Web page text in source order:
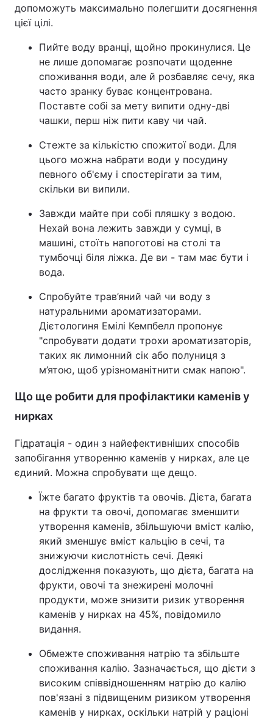
допоможуть максимально полегшити досягнення
цієї цілі.
Пийте воду вранці, щойно прокинулися. Це
не лише допомагає розпочати щоденне
споживання води, але й розбавляє сечу, яка
часто зранку буває концентрована.
Поставте собі за мету випити одну-дві
чашки, перш ніж пити каву чи чай.
Стежте за кількістю спожитої води. Для
цього можна набрати води у посудину
певного об'єму і спостерігати за тим,
скільки ви випили.
Завжди майте при собі пляшку з водою.
Нехай вона лежить завжди у сумці, в
машині, стоїть напоготові на столі та
тумбочці біля ліжка. Де ви - там має бути і
вода.
Спробуйте трав’яний чай чи воду з
натуральними ароматизаторами.
Дієтологиня Емілі Кемпбелл пропонує
"спробувати додати трохи ароматизаторів,
таких як лимонний сік або полуниця з
м’ятою, щоб урізноманітнити смак напою".
Що ще робити для профілактики каменів у
нирках
Гідратація - один з найефективніших способів
запобігання утворенню каменів у нирках, але це
єдиний. Можна спробувати ще дещо.
Їжте багато фруктів та овочів. Дієта, багата
на фрукти та овочі, допомагає зменшити
утворення каменів, збільшуючи вміст калію,
який зменшує вміст кальцію в сечі, та
знижуючи кислотність сечі. Деякі
дослідження показують, що дієта, багата на
фрукти, овочі та знежирені молочні
продукти, може знизити ризик утворення
каменів у нирках на 45%, повідомило
видання.
Обмежте споживання натрію та збільште
споживання калію. Зазначається, що дієти з
високим співвідношенням натрію до калію
пов'язані з підвищеним ризиком утворення
каменів у нирках, оскільки натрій у раціоні